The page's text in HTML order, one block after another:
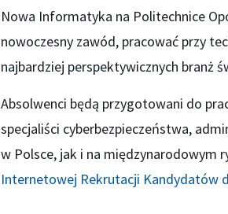
Nowa Informatyka na Politechnice
nowoczesny zawód, pracować przy
najbardziej perspektywicznych branż
Absolwenci będą przygotowani do
specjaliści cyberbezpieczeństwa,
w Polsce, jak i na międzynarodowym
Internetowej Rekrutacji Kandydatów